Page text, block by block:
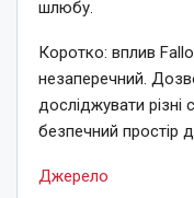
шлюбу.
Коротко: вплив
незаперечний.
досліджувати різні
безпечний простір
Джерело